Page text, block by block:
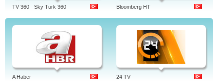
TV 360 - Sky Turk 360 Bloomberg HT
A Haber 24 TV